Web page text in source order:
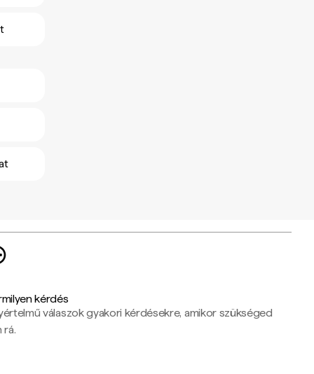
kérdés
válaszok gyakori kérdésekre, amikor szükséged
rá.